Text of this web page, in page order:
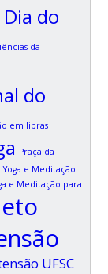
do
da
do
em libras
Praça da
e Meditação
e Meditação para
UFSC